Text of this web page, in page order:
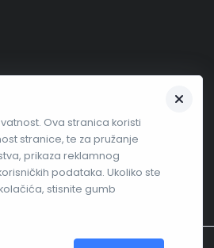
Ova stranica koristi
stranice, te za pružanje
prikaza reklamnog
podataka. Ukoliko ste
stisnite gumb